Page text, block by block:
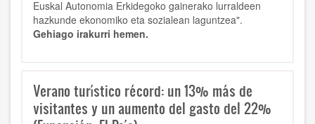
Euskal Autonomia Erkidegoko gainerako lurraldeen
hazkunde ekonomiko eta sozialean laguntzea".
Gehiago irakurri hemen.
Verano turístico récord: un 13% más de
visitantes y un aumento del gasto del 22%